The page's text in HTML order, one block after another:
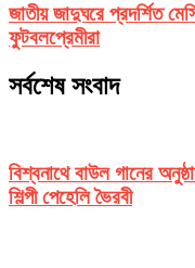
জাতীয় জাদুঘরে প্রদর্শিত
ফুটবলপ্রেমীরা
সর্বশেষ সংবাদ
বিশ্বনাথে বাউল গানের
শিল্পী পেহেলি ভৈরবী